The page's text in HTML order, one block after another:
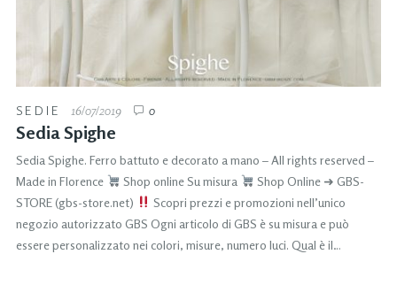
SEDIE 16/07/2019 0
Sedia Spighe
Sedia Spighe. Ferro battuto e decorato a mano – All rights reserved –
Made in Florence
Shop online Su misura
Shop Online ➜ GBS-
STORE (gbs-store.net)
Scopri prezzi e promozioni nell’unico
negozio autorizzato GBS Ogni articolo di GBS è su misura e può
essere personalizzato nei colori, misure, numero luci. Qual è il…